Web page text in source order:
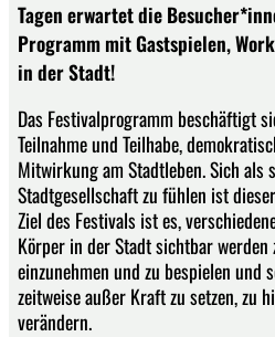
Tagen erwartet die
Programm mit Gastspielen,
in der Stadt!
Das Festivalprogramm beschäftigt
Teilnahme und Teilhabe,
Mitwirkung am Stadtleben. Sich als
Stadtgesellschaft zu fühlen ist
Ziel des Festivals ist es,
Körper in der Stadt sichtbar werden
einzunehmen und zu bespielen und
zeitweise außer Kraft zu setzen, zu
verändern.